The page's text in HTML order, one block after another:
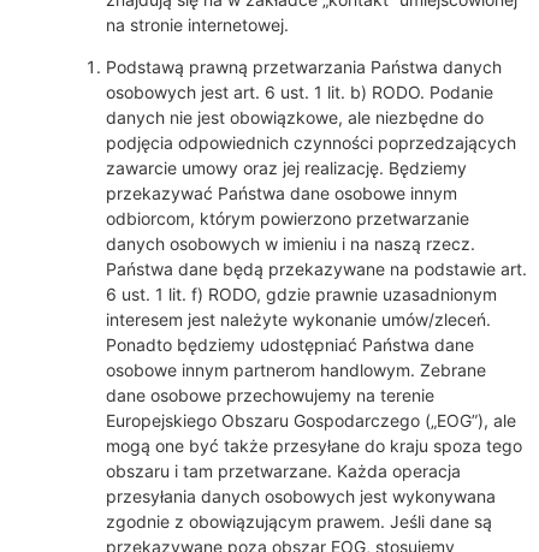
na stronie internetowej.
Podstawą prawną przetwarzania Państwa danych
osobowych jest art. 6 ust. 1 lit. b) RODO. Podanie
danych nie jest obowiązkowe, ale niezbędne do
podjęcia odpowiednich czynności poprzedzających
zawarcie umowy oraz jej realizację. Będziemy
przekazywać Państwa dane osobowe innym
odbiorcom, którym powierzono przetwarzanie
danych osobowych w imieniu i na naszą rzecz.
Państwa dane będą przekazywane na podstawie art.
6 ust. 1 lit. f) RODO, gdzie prawnie uzasadnionym
interesem jest należyte wykonanie umów/zleceń.
Ponadto będziemy udostępniać Państwa dane
osobowe innym partnerom handlowym. Zebrane
dane osobowe przechowujemy na terenie
Europejskiego Obszaru Gospodarczego („EOG”), ale
mogą one być także przesyłane do kraju spoza tego
obszaru i tam przetwarzane. Każda operacja
przesyłania danych osobowych jest wykonywana
zgodnie z obowiązującym prawem. Jeśli dane są
przekazywane poza obszar EOG, stosujemy